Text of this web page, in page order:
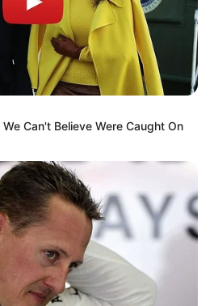
Can't Believe Were Caught On